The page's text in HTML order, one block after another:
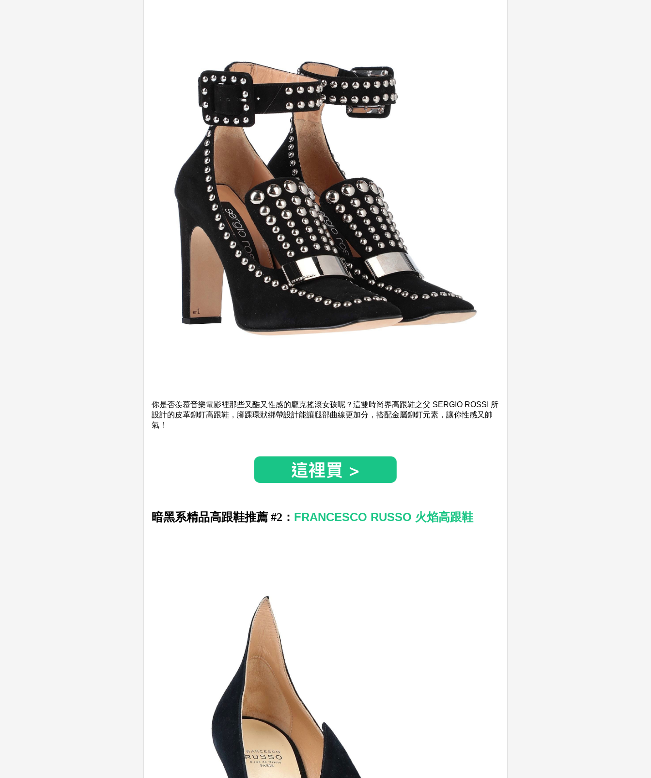
你是否羨慕音樂電影裡那些又酷又性感的龐克搖滾女孩呢？這雙時尚界高跟鞋之父 SERGIO ROSSI 所
設計的皮革鉚釘高跟鞋，腳踝環狀綁帶設計能讓腿部曲線更加分，搭配金屬鉚釘元素，讓你性感又帥
氣！
暗黑系精品高跟鞋推薦 #2： FRANCESCO RUSSO 火焰高跟鞋